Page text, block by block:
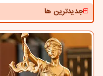
جدیدترین ها